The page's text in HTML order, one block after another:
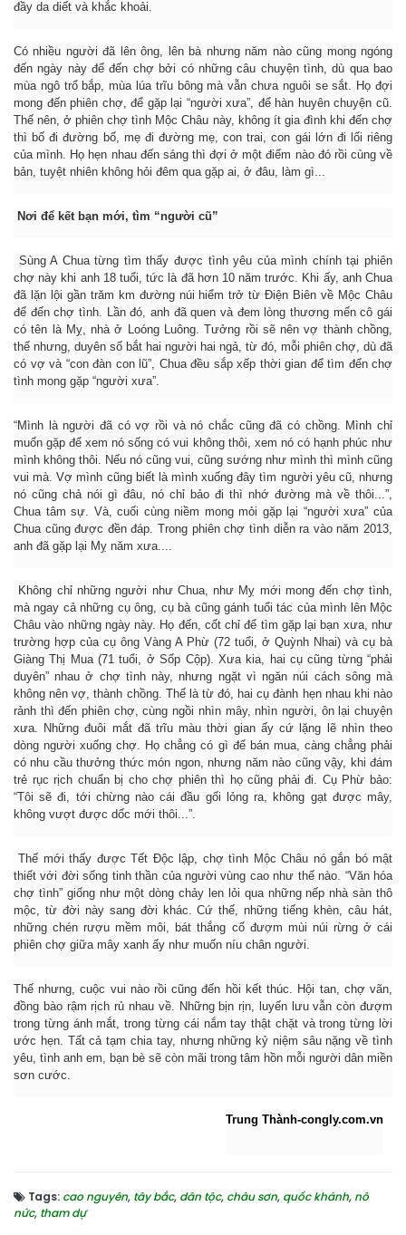
đầy da diết và khắc khoải.
Có nhiều người đã lên ông, lên bà nhưng năm nào cũng mong ngóng
đến ngày này để đến chợ bởi có những câu chuyện tình, dù qua bao
mùa ngô trổ bắp, mùa lúa trĩu bông mà vẫn chưa nguôi se sắt. Họ đợi
mong đến phiên chợ, để gặp lại “người xưa”, để hàn huyên chuyện cũ.
Thế nên, ở phiên chợ tình Mộc Châu này, không ít gia đình khi đến chợ
thì bố đi đường bố, mẹ đi đường mẹ, con trai, con gái lớn đi lối riêng
của mình. Họ hẹn nhau đến sáng thì đợi ở một điểm nào đó rồi cùng về
bản, tuyệt nhiên không hỏi đêm qua gặp ai, ở đâu, làm gì...
Nơi để kết bạn mới, tìm “người cũ”
Sùng A Chua từng tìm thấy được tình yêu của mình chính tại phiên
chợ này khi anh 18 tuổi, tức là đã hơn 10 năm trước. Khi ấy, anh Chua
đã lặn lội gần trăm km đường núi hiểm trở từ Điện Biên về Mộc Châu
để đến chợ tình. Lần đó, anh đã quen và đem lòng thương mến cô gái
có tên là Mỵ, nhà ở Loóng Luông. Tưởng rồi sẽ nên vợ thành chồng,
thế nhưng, duyên số bắt hai người hai ngả, từ đó, mỗi phiên chợ, dù đã
có vợ và “con đàn con lũ”, Chua đều sắp xếp thời gian để tìm đến chợ
tình mong gặp “người xưa”.
“Mình là người đã có vợ rồi và nó chắc cũng đã có chồng. Mình chỉ
muốn gặp để xem nó sống có vui không thôi, xem nó có hạnh phúc như
mình không thôi. Nếu nó cũng vui, cũng sướng như mình thì mình cũng
vui mà. Vợ mình cũng biết là mình xuống đây tìm người yêu cũ, nhưng
nó cũng chả nói gì đâu, nó chỉ bảo đi thì nhớ đường mà về thôi...”,
Chua tâm sự. Và, cuối cùng niềm mong mỏi gặp lại “người xưa” của
Chua cũng được đền đáp. Trong phiên chợ tình diễn ra vào năm 2013,
anh đã gặp lại Mỵ năm xưa....
Không chỉ những người như Chua, như Mỵ mới mong đến chợ tình,
mà ngay cả những cụ ông, cụ bà cũng gánh tuổi tác của mình lên Mộc
Châu vào những ngày này. Họ đến, cốt chỉ để tìm gặp lại bạn xưa, như
trường hợp của cụ ông Vàng A Phừ (72 tuổi, ở Quỳnh Nhai) và cụ bà
Giàng Thị Mua (71 tuổi, ở Sốp Cộp). Xưa kia, hai cụ cũng từng “phải
duyên” nhau ở chợ tình này, nhưng ngặt vì ngăn núi cách sông mà
không nên vợ, thành chồng. Thế là từ đó, hai cụ đành hẹn nhau khi nào
rảnh thì đến phiên chợ, cùng ngồi nhìn mây, nhìn người, ôn lại chuyện
xưa. Những đuôi mắt đã trĩu màu thời gian ấy cứ lặng lẽ nhìn theo
dòng người xuống chợ. Họ chẳng có gì để bán mua, càng chẳng phải
có nhu cầu thưởng thức món ngon, nhưng năm nào cũng vậy, khi đám
trẻ rục rịch chuẩn bị cho chợ phiên thì họ cũng phải đi. Cụ Phừ bảo:
“Tôi sẽ đi, tới chừng nào cái đầu gối lỏng ra, không gạt được mây,
không vượt được dốc mới thôi...”.
Thế mới thấy được Tết Độc lập, chợ tình Mộc Châu nó gắn bó mật
thiết với đời sống tinh thần của người vùng cao như thế nào. “Văn hóa
chợ tình” giống như một dòng chảy len lỏi qua những nếp nhà sàn thô
mộc, từ đời này sang đời khác. Cứ thế, những tiếng khèn, câu hát,
những chén rượu mềm môi, bát thắng cố đượm mùi núi rừng ở cái
phiên chợ giữa mây xanh ấy như muốn níu chân người.
Thế nhưng, cuộc vui nào rồi cũng đến hồi kết thúc. Hội tan, chợ vãn,
đồng bào rậm rịch rủ nhau về. Những bịn rịn, luyến lưu vẫn còn đượm
trong từng ánh mắt, trong từng cái nắm tay thật chặt và trong từng lời
ước hẹn. Tất cả tạm chia tay, nhưng những kỷ niệm sâu nặng về tình
yêu, tình anh em, bạn bè sẽ còn mãi trong tâm hồn mỗi người dân miền
sơn cước.
Trung Thành-congly.com.vn
Tags: cao nguyên, tây bắc, dân tộc, châu sơn, quốc khánh, nô
nức, tham dự